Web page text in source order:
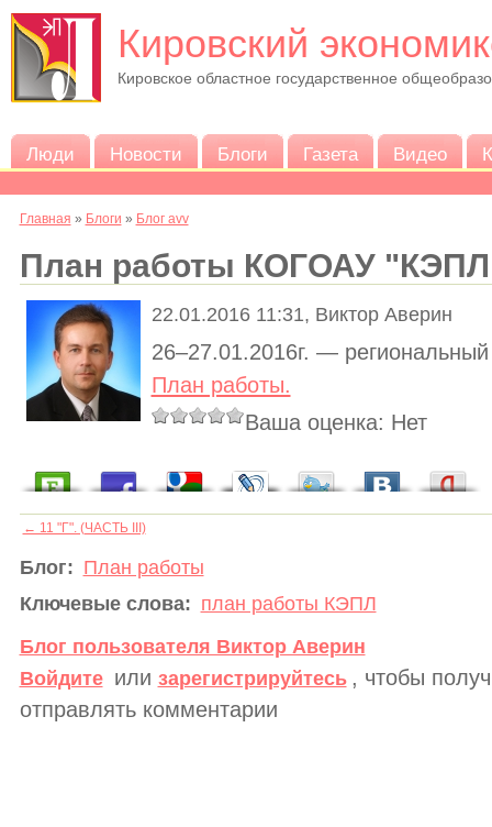
Кировский
Кировское областное государственное
Люди Новости Блоги Газета Видео
Главная » Блоги » Блог avv
План работы КОГОАУ
22.01.2016 11:31, Виктор Аверин
26–27.01.2016г. —
План работы.
Ваша оценка: Нет
← 11 "Г". (ЧАСТЬ III)
Блог: План работы
Ключевые слова: план работы КЭПЛ
Блог пользователя Виктор Аверин
Войдите или зарегистрируйтесь , чтобы
отправлять комментарии